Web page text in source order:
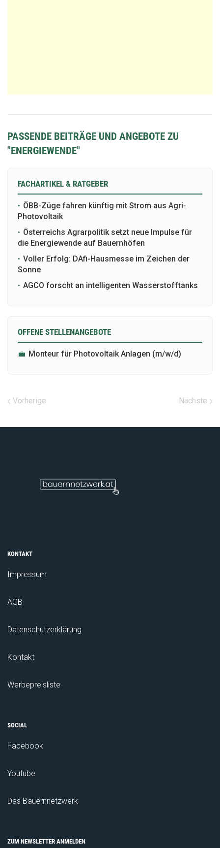
PASSENDE BEITRÄGE UND ANGEBOTE ZU
"ENERGIEWENDE"
FACHARTIKEL & RATGEBER
• ÖBB-Züge fahren künftig mit Strom aus Agri-
Photovoltaik
• Österreichs Agrarpolitik setzt neue Impulse für
die Energiewende auf Bauernhöfen
• Voller Erfolg: DAfi-Hausmesse im Zeichen der
Sonne
• AGCO forscht an intelligenten Wasserstofftanks
OFFENE STELLENANGEBOTE
💼 Monteur für Photovoltaik Anlagen (m​/w​/d)
Vorherige Nächste
KONTAKT
Impressum
AGB
Datenschutzerklärung
Kontakt
Werbepreisliste
SOCIAL
Facebook
Youtube
Das Bauernnetzwerk
ZUM NEWSLETTER ANMELDEN